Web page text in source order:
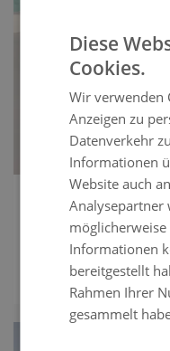
Meloria
LOUNGE PLUS
CHF 4’249.99
CHF 5’699.99
Diese
Cookies.
Wir verwenden
Anzeigen zu
Datenverkehr
Informationen
Website auch
Analysepartner
Informationen
bereitgestellt
Rahmen Ihrer
gesammelt